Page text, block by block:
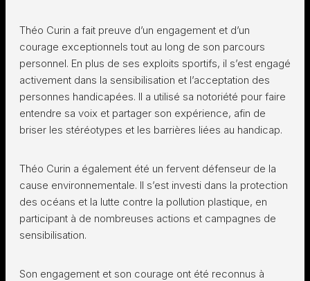
Théo Curin a fait preuve d’un engagement et d’un
courage exceptionnels tout au long de son parcours
personnel. En plus de ses exploits sportifs, il s’est engagé
activement dans la sensibilisation et l’acceptation des
personnes handicapées. Il a utilisé sa notoriété pour faire
entendre sa voix et partager son expérience, afin de
briser les stéréotypes et les barrières liées au handicap.
Théo Curin a également été un fervent défenseur de la
cause environnementale. Il s’est investi dans la protection
des océans et la lutte contre la pollution plastique, en
participant à de nombreuses actions et campagnes de
sensibilisation.
Son engagement et son courage ont été reconnus à